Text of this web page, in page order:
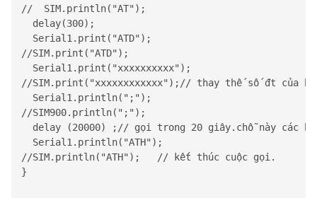
//  SIM.println("AT");
delay(300);
Serial1 .print("ATD");
//SIM.print("ATD");
Serial1 .print("xxxxxxxxxx");
//SIM.print("xxxxxxxxxxxx");// thay thế số đt của
Serial1 .println(";");
//SIM900.println(";");
delay (20000) ;// gọi trong 20 giây.chỗ này các
Serial1 .println("ATH");
//SIM.println("ATH");   // kết thúc cuộc gọi.
}